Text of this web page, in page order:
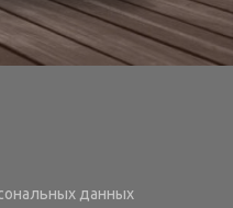
данных